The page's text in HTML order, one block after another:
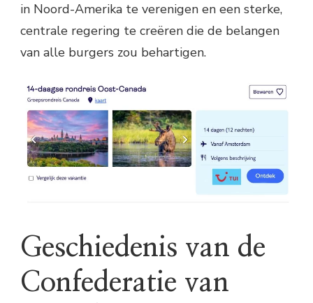
in Noord-Amerika te verenigen en een sterke,
centrale regering te creëren die de belangen
van alle burgers zou behartigen.
Geschiedenis van de
Confederatie van